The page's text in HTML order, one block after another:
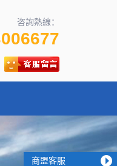
咨詢熱線：
商盟客服